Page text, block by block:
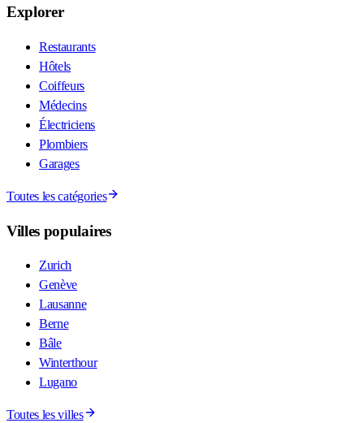
Explorer
Restaurants
Hôtels
Coiffeurs
Médecins
Électriciens
Plombiers
Garages
Toutes les catégories
Villes populaires
Zurich
Genève
Lausanne
Berne
Bâle
Winterthour
Lugano
Toutes les villes